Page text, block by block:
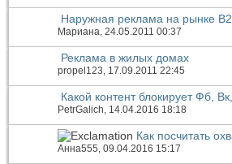
Наружная реклама на рынке
Мариана, 24.05.2011 00:37
Реклама в жилых домах
propel123, 17.09.2011 22:45
Какой контент блокирует Фб,
PetrGalich, 14.04.2016 18:18
Как посчитать
Анна555, 09.04.2016 15:17